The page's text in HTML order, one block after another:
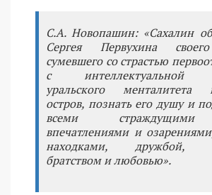
С.А. Новопашин: «Сахалин
Сергея Первухина
сумевшего со страстью
с интеллектуальной
уральского менталитета
остров, познать его душу и
всеми
впечатлениями и
находками, дружбой,
братством и любовью».